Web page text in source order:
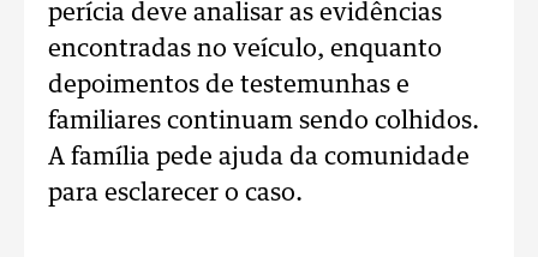
perícia deve analisar as evidências
encontradas no veículo, enquanto
depoimentos de testemunhas e
familiares continuam sendo colhidos.
A família pede ajuda da comunidade
para esclarecer o caso.